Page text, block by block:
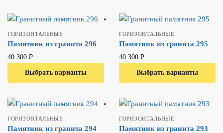
ГОРИЗОНТАЛЬНЫЕ
Памятник из гранита 296
40 300 ₽
В один клик
Выбрать варианты
ГОРИЗОНТАЛЬНЫЕ
Памятник из гранита 295
40 300 ₽
В один клик
Выбрать варианты
ГОРИЗОНТАЛЬНЫЕ
Памятник из гранита 294
ГОРИЗОНТАЛЬНЫЕ
Памятник из гранита 293